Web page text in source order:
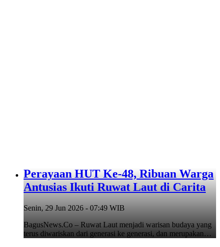
Perayaan HUT Ke-48, Ribuan Warga
Antusias Ikuti Ruwat Laut di Carita
Senin, 29 Jun 2026 - 07:49 WIB
BagusNews.Co – Ruwat Laut menjadi warisan budaya yang
terus diwariskan dari generasi ke generasi, dan merupakan…